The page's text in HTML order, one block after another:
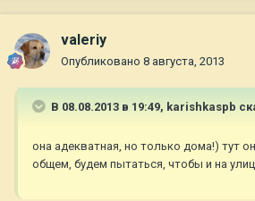
valeriy
Опубликовано 8 августа, 2013
В 08.08.2013 в 19:49, karishkaspb
она адекватная, но только дома!) тут
общем, будем пытаться, чтобы и на